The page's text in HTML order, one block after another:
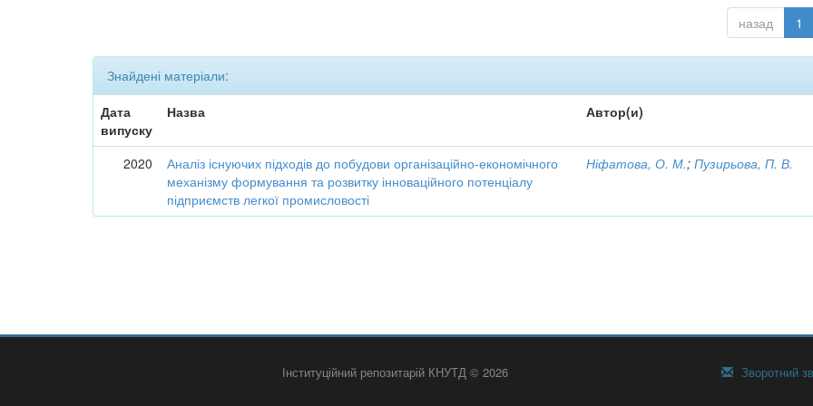
назад 1
Знайдені матеріали:
Дата
випуску
Назва Автор(и)
2020
Аналіз існуючих підходів до побудови організаційно-економічного
механізму формування та розвитку інноваційного потенціалу
підприємств легкої промисловості
Ніфатова, О. М.;Пузирьова, П. В.
Інституційний репозитарій КНУТД © 2026 Зворотний